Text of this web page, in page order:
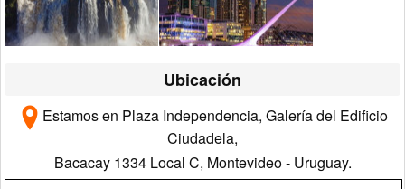
Ubicación
Estamos en Plaza Independencia, Galería del Edificio
Ciudadela,
Bacacay 1334 Local C, Montevideo - Uruguay.